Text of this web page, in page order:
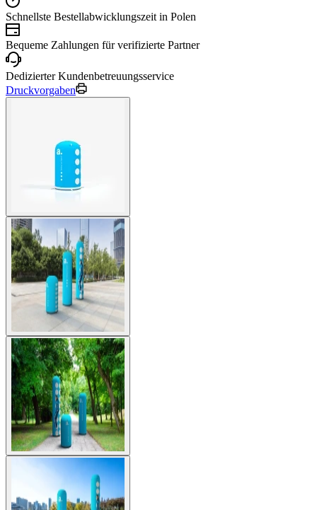
Schnellste Bestellabwicklungszeit in Polen
Bequeme Zahlungen für verifizierte Partner
Dedizierter Kundenbetreuungsservice
Druckvorgaben